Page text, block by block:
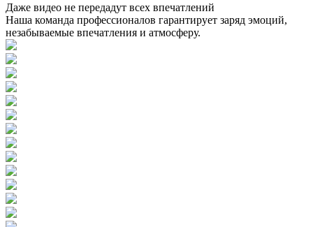
Даже видео не передадут всех впечатлений
Наша команда профессионалов гарантирует заряд эмоций,
незабываемые впечатления и атмосферу.